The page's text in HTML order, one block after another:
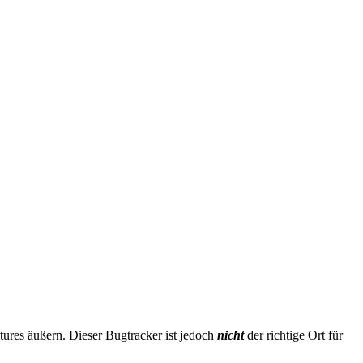
äußern. Dieser Bugtracker ist jedoch nichtder richtige Ort für